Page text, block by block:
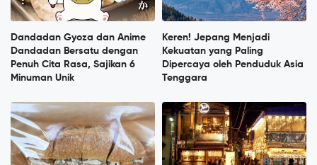
Dandadan Gyoza dan Anime
Dandadan Bersatu dengan
Penuh Cita Rasa, Sajikan 6
Minuman Unik
Keren! Jepang Menjadi
Kekuatan yang Paling
Dipercaya oleh Penduduk Asia
Tenggara